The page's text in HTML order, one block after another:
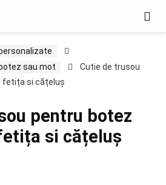
sau mot
Cutie de trusou
fetița si cățeluș
pentru botez
si cățeluș